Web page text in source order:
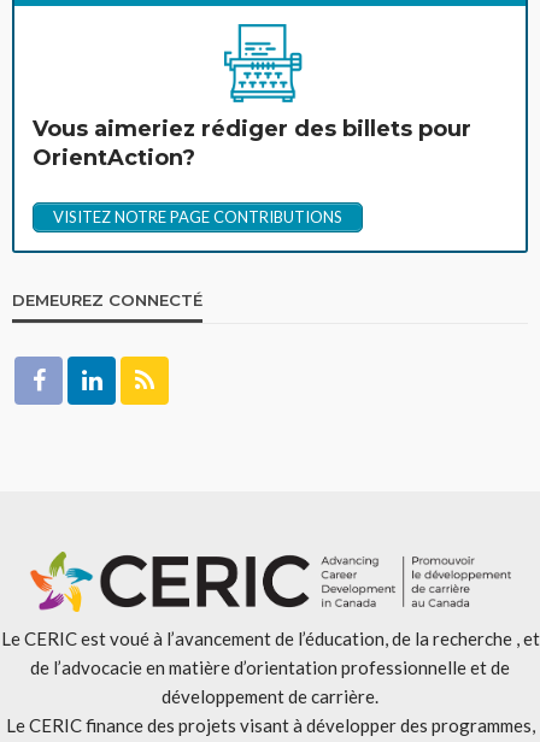
Vous aimeriez rédiger des billets pour
OrientAction?
VISITEZ NOTRE PAGE CONTRIBUTIONS
DEMEUREZ CONNECTÉ
Le CERIC est voué à l’avancement de l’éducation, de la recherche , et
de l’advocacie en matière d’orientation professionnelle et de
développement de carrière.
Le CERIC finance des projets visant à développer des programmes,